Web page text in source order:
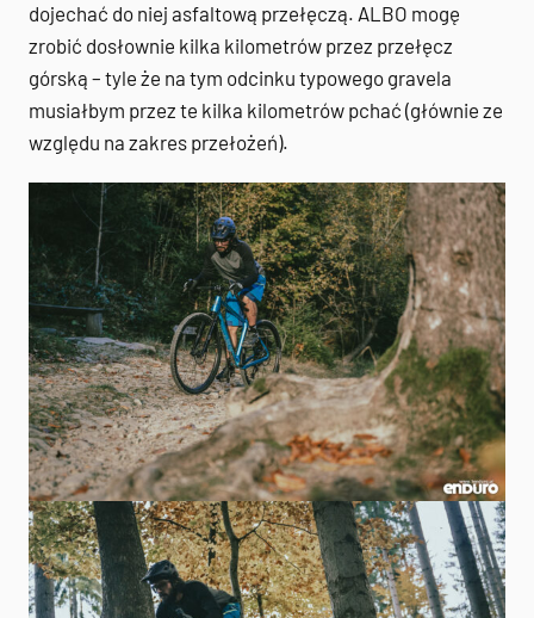
dojechać do niej asfaltową przełęczą. ALBO mogę
zrobić dosłownie kilka kilometrów przez przełęcz
górską – tyle że na tym odcinku typowego gravela
musiałbym przez te kilka kilometrów pchać (głównie ze
względu na zakres przełożeń).